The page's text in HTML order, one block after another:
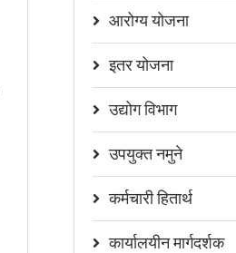
आरोग्य योजना
इतर योजना
उद्योग विभाग
उपयुक्त नमुने
कर्मचारी हितार्थ
कार्यालयीन मार्गदर्शक